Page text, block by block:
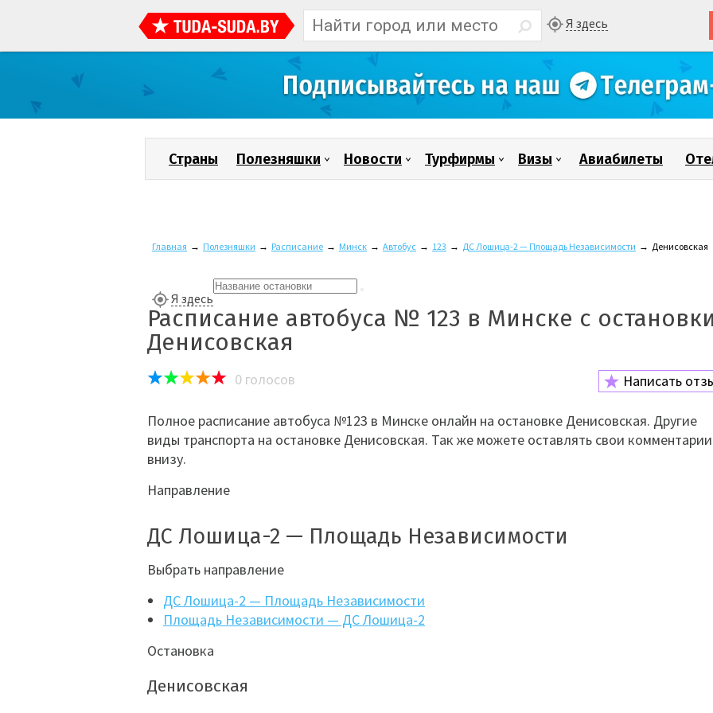
Я здесь
Страны Полезняшки Новости Турфирмы Визы Авиабилеты
Главная → Полезняшки → Расписание → Минск → Автобус → 123 → ДС Лошица-2 — Площадь Независимости → Денисовская
Я здесь
Расписание автобуса № 123 в Минске с
Денисовская
0 голосов Написать
Полное расписание автобуса №123 в Минске онлайн на остановке Денисовская. Другие
виды транспорта на остановке Денисовская. Так же можете оставлять свои комментарии
внизу.
Направление
ДС Лошица-2 — Площадь Независимости
Выбрать направление
ДС Лошица-2 — Площадь Независимости
Площадь Независимости — ДС Лошица-2
Остановка
Денисовская